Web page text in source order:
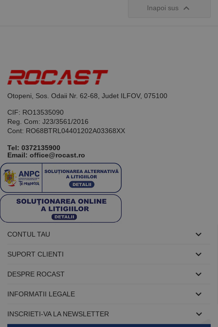
Inapoi sus 
Otopeni, Sos. Odaii Nr. 62-68, Judet ILFOV, 075100
CIF: RO13535090
Reg. Com: J23/3561/2016
Cont: RO68BTRL04401202A03368XX
Tel: 0372135900
Email: office@rocast.ro
CONTUL TAU 
SUPORT CLIENTI 
DESPRE ROCAST 
INFORMATII LEGALE 
INSCRIETI-VA LA NEWSLETTER 